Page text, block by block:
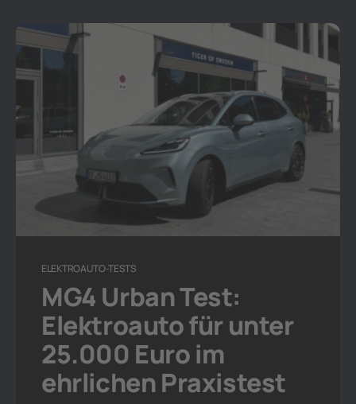
ELEKTROAUTO-TESTS
MG4 Urban Test:
Elektroauto für unter
25.000 Euro im
ehrlichen Praxistest